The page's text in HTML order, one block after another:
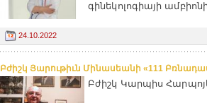
գինեկոլոգիայի
24.10.2022
Բժիշկ Յարութիւն Մինասեանի «111
Բժիշկ Կարպիս